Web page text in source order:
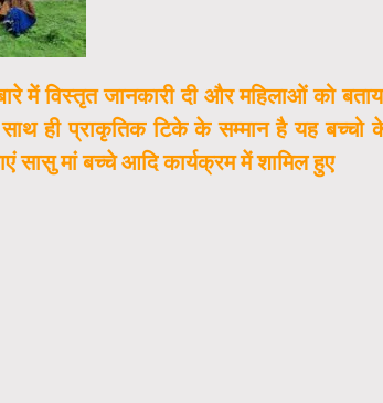
में विस्तृत जानकारी दी और महिलाओं को
साथ ही प्राकृतिक टिके के सम्मान है यह बच्चो
सासु मां बच्चे आदि कार्यक्रम में शामिल हुए